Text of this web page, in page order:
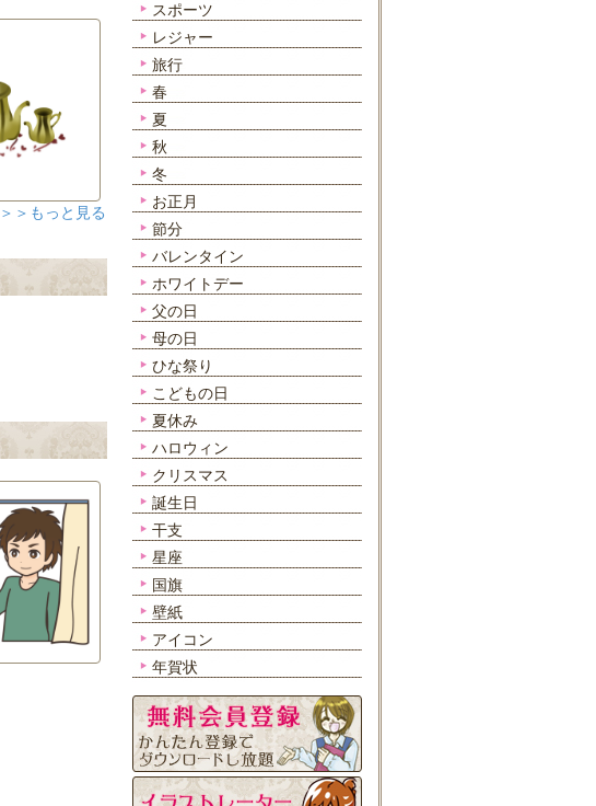
＞＞もっと見る
スポーツ
レジャー
旅行
春
夏
秋
冬
お正月
節分
バレンタイン
ホワイトデー
父の日
母の日
ひな祭り
こどもの日
夏休み
ハロウィン
クリスマス
誕生日
干支
星座
国旗
壁紙
アイコン
年賀状